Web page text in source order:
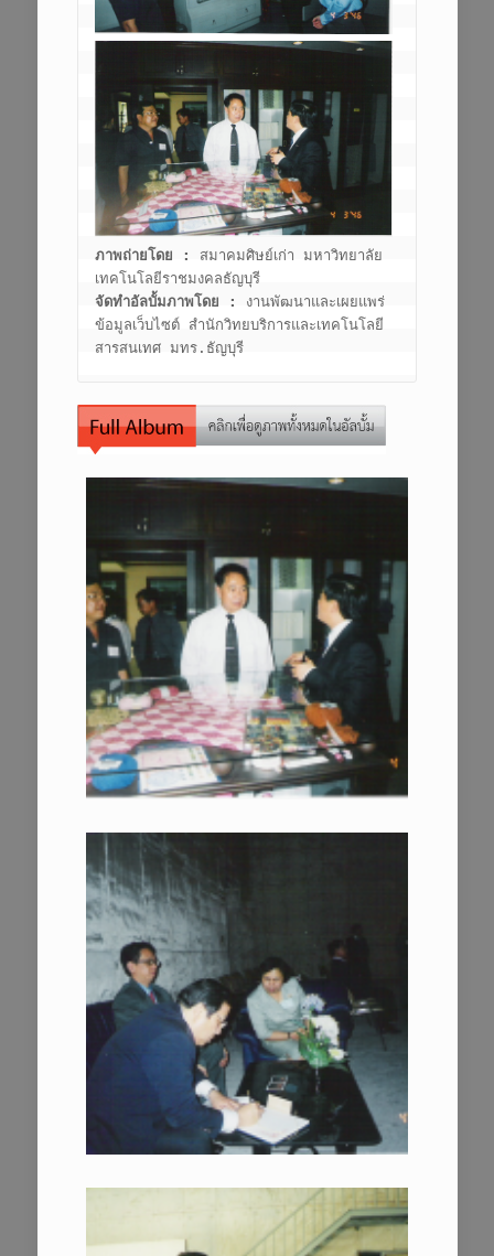
ภาพถ่ายโดย :
สมาคมศิษย์เก่า มหาวิทยาลัย
จัดทำอัลบั้มภาพโดย :
งานพัฒนาและเผยแพร่
ข้อมูลเว็บไซต์ สำนักวิทยบริการและเทคโนโลยี
สารสนเทศ มทร.ธัญบุรี